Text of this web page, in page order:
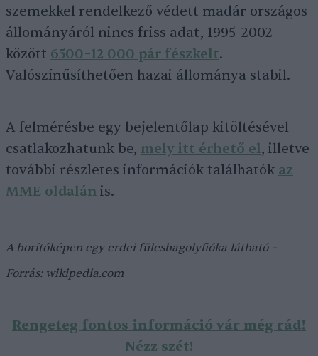
szemekkel rendelkező védett madár országos
állományáról nincs friss adat, 1995–2002
között 6500–12 000 pár fészkelt.
Valószínűsíthetően hazai állománya stabil.
A felmérésbe egy bejelentőlap kitöltésével
csatlakozhatunk be, mely itt érhető el, illetve
további részletes információk találhatók az
MME oldalán is.
A borítóképen egy erdei fülesbagolyfióka látható –
Forrás: wikipedia.com
Rengeteg fontos információ vár még rád!
Nézz szét!